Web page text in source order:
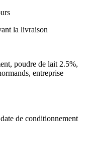
la livraison
poudre de lait 2.5%,
entreprise
de conditionnement